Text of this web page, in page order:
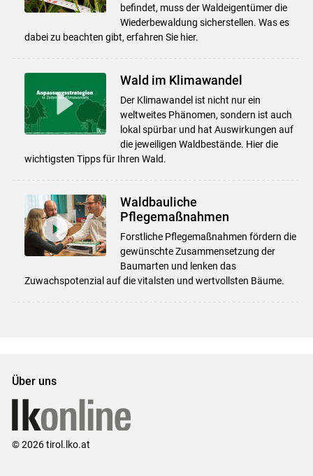
befindet, muss der Waldeigentümer die
Wiederbewaldung sicherstellen. Was es
dabei zu beachten gibt, erfahren Sie hier.
Wald im Klimawandel
Der Klimawandel ist nicht nur ein
weltweites Phänomen, sondern ist auch
lokal spürbar und hat Auswirkungen auf
die jeweiligen Waldbestände. Hier die
wichtigsten Tipps für Ihren Wald.
Waldbauliche
Pflegemaßnahmen
Forstliche Pflegemaßnahmen fördern die
gewünschte Zusammensetzung der
Baumarten und lenken das
Zuwachspotenzial auf die vitalsten und wertvollsten Bäume.
Über uns
© 2026 tirol.lko.at